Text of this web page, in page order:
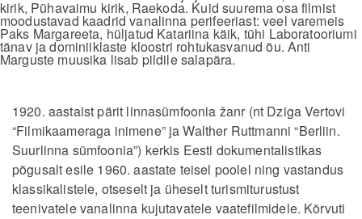
kirik, Pühavaimu kirik, Raekoda. Kuid suurema osa filmist
moodustavad kaadrid vanalinna perifeeriast: veel varemeis
Paks Margareeta, hüljatud Katariina käik, tühi Laboratooriumi
tänav ja dominiiklaste kloostri rohtukasvanud õu. Anti
Marguste muusika lisab pildile salapära.
1920. aastaist pärit linnasümfoonia žanr (nt Dziga Vertovi
“Filmikaameraga inimene” ja Walther Ruttmanni “Berliin.
Suurlinna sümfoonia”) kerkis Eesti dokumentalistikas
põgusalt esile 1960. aastate teisel poolel ning vastandus
klassikalistele, otseselt ja üheselt turismiturustust
teenivatele vanalinna kujutavatele vaatefilmidele. Kõrvuti